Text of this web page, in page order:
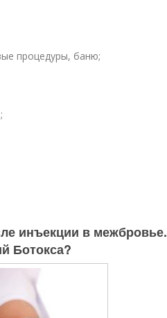
процедуры, баню;
инъекции в межбровье.
Ботокса?